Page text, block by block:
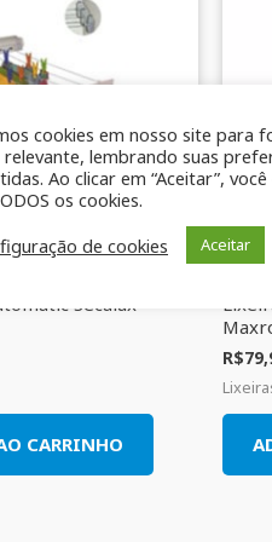
Secalux
CARRINHO
R$
cookies em nosso site para
relevante, lembrando suas
Ao clicar em “Aceitar”,
os cookies.
de cookies
Aceitar